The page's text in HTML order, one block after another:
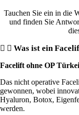
Tauchen Sie ein in die
und finden Sie
Was ist ein
Facelift ohne OP Türkei
Das nicht operative
gewonnen, wobei
Hyaluron, Botox,
werden.